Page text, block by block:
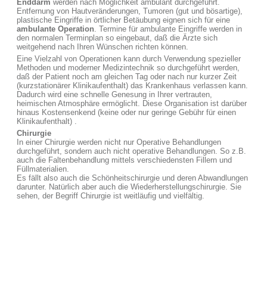
Enddarm werden nach Möglichkeit ambulant durchgeführt.
Entfernung von Hautveränderungen, Tumoren (gut und bösartige),
plastische Eingriffe in örtlicher Betäubung eignen sich für eine
ambulante Operation. Termine für ambulante Eingriffe werden in
den normalen Terminplan so eingebaut, daß die Ärzte sich
weitgehend nach Ihren Wünschen richten können.
Eine Vielzahl von Operationen kann durch Verwendung spezieller
Methoden und moderner Medizintechnik so durchgeführt werden,
daß der Patient noch am gleichen Tag oder nach nur kurzer Zeit
(kurzstationärer Klinikaufenthalt) das Krankenhaus verlassen kann.
Dadurch wird eine schnelle Genesung in Ihrer vertrauten,
heimischen Atmosphäre ermöglicht. Diese Organisation ist darüber
hinaus Kostensenkend (keine oder nur geringe Gebühr für einen
Klinikaufenthalt) .
Chirurgie
In einer Chirurgie werden nicht nur Operative Behandlungen
durchgeführt, sondern auch nicht operative Behandlungen. So z.B.
auch die Faltenbehandlung mittels verschiedensten Fillern und
Füllmaterialien.
Es fällt also auch die Schönheitschirurgie und deren Abwandlungen
darunter. Natürlich aber auch die Wiederherstellungschirurgie. Sie
sehen, der Begriff Chirurgie ist weitläufig und vielfältig.